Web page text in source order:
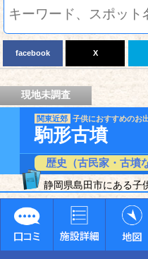
facebook X
現地未調査
関東近郊 子供におすすめのお
駒形古墳
歴史（古民家・古墳
静岡県島田市にある子